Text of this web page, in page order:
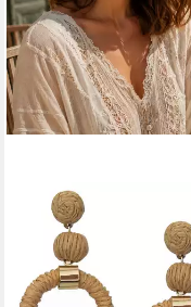
ELLA JONTE
Paar Ohrstecker, lange
Damen Bast-Ohrringe im
Boho-Style Beige Gold